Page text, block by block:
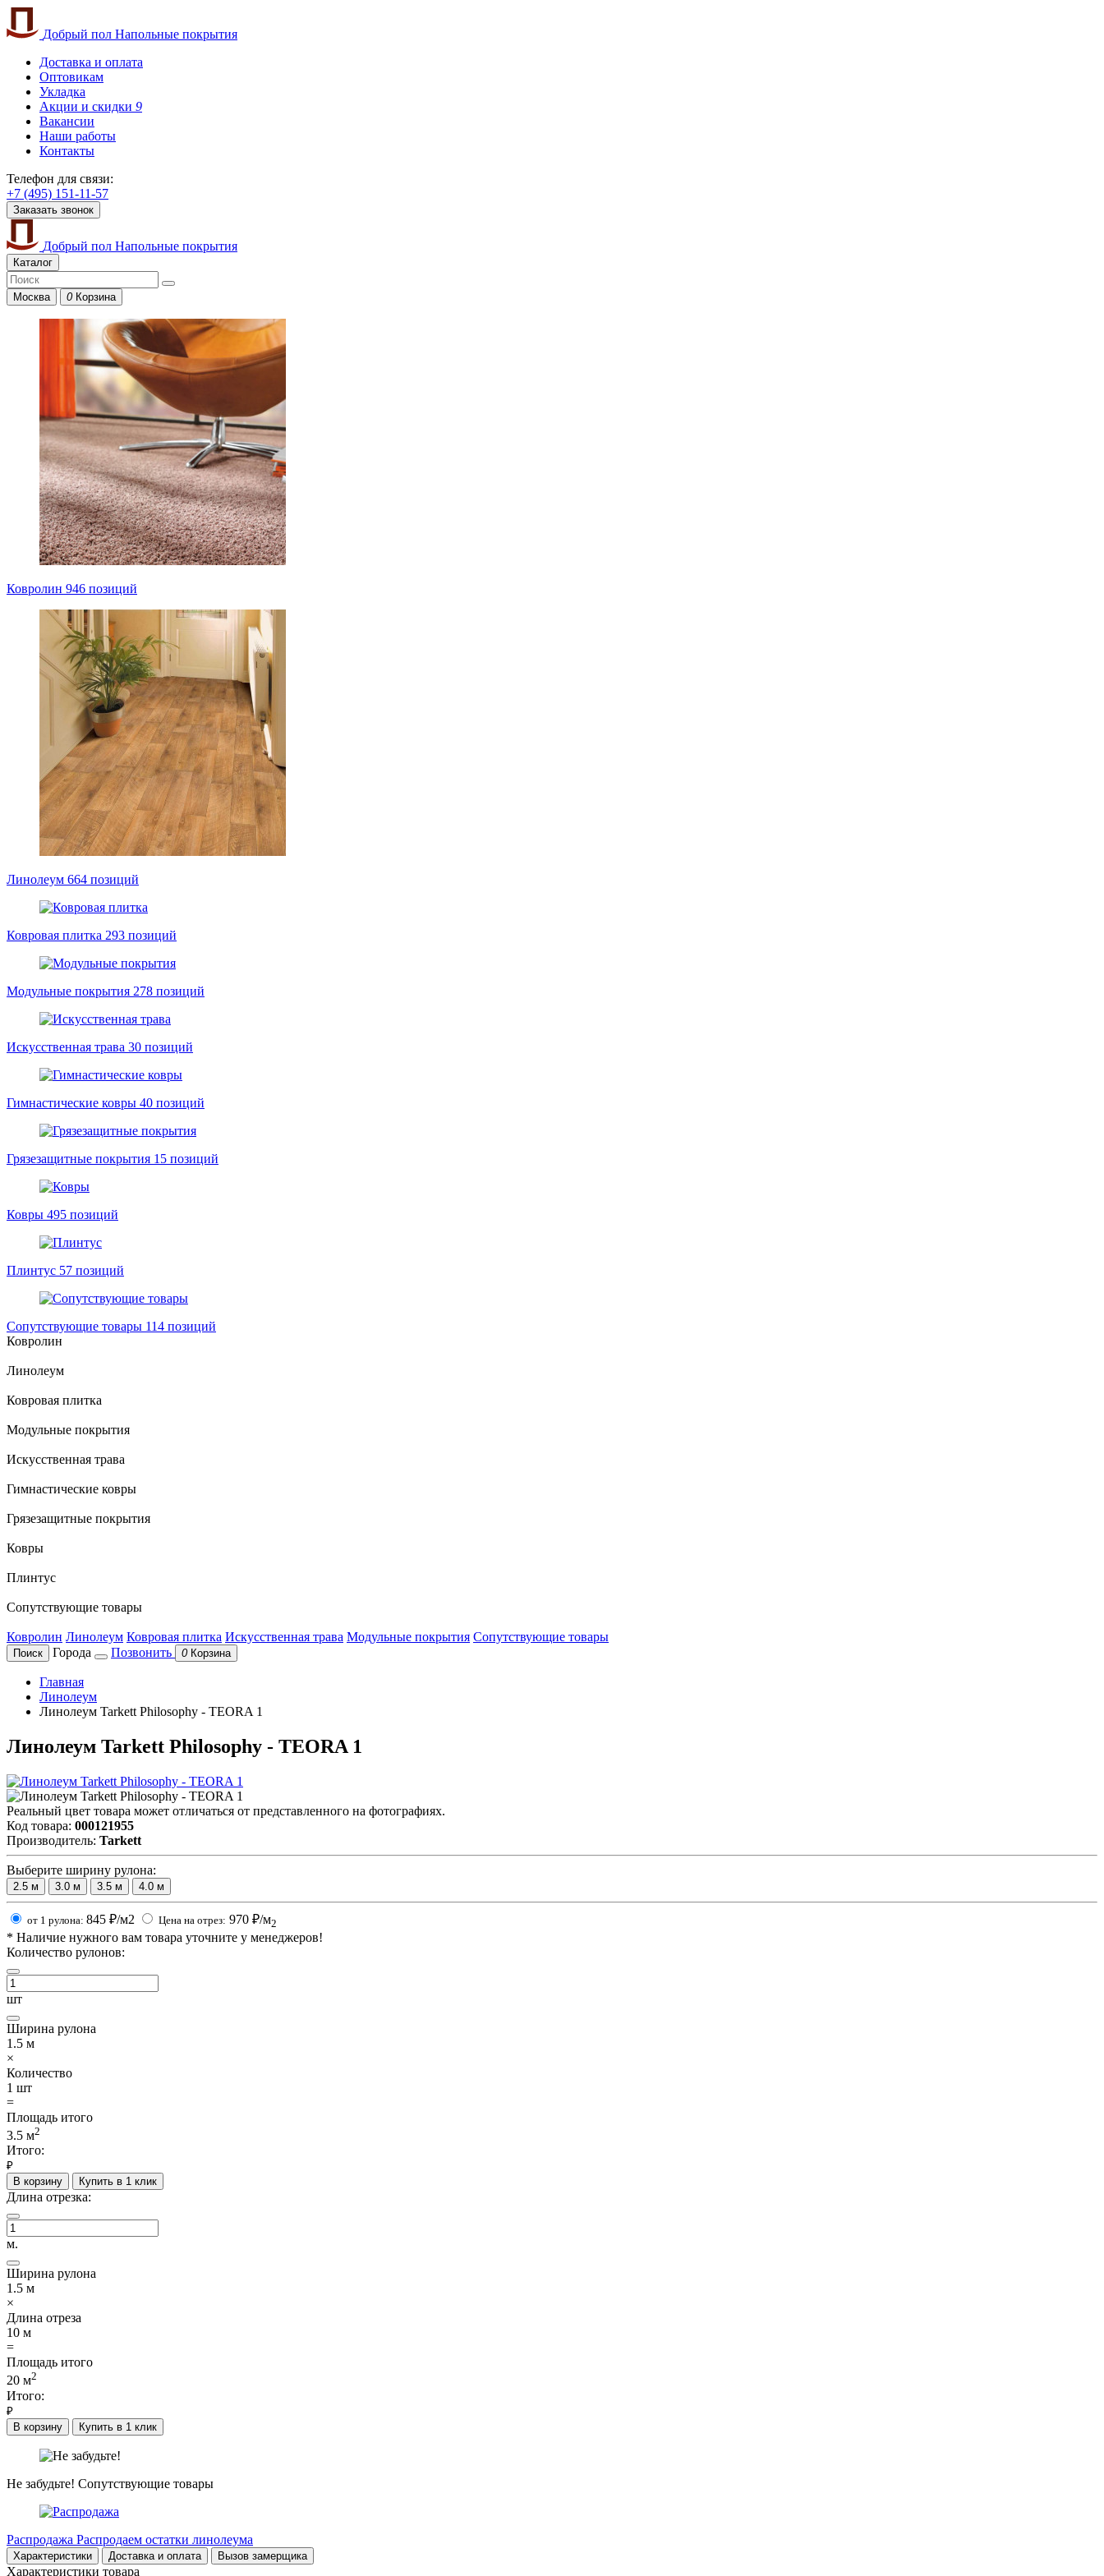
Добрый пол Напольные покрытия
Доставка и оплата
Оптовикам
Укладка
Акции и скидки 9
Вакансии
Наши работы
Контакты
Телефон для связи:
+7 (495) 151-11-57
Заказать звонок
Добрый пол Напольные покрытия
Каталог
Москва 0 Корзина
Ковролин 946 позиций
Линолеум 664 позиций
Ковровая плитка 293 позиций
Модульные покрытия 278 позиций
Искусственная трава 30 позиций
Гимнастические ковры 40 позиций
Грязезащитные покрытия 15 позиций
Ковры 495 позиций
Плинтус 57 позиций
Сопутствующие товары 114 позиций
Ковролин
Линолеум
Ковровая плитка
Модульные покрытия
Искусственная трава
Гимнастические ковры
Грязезащитные покрытия
Ковры
Плинтус
Сопутствующие товары
Ковролин Линолеум Ковровая плитка Искусственная трава Модульные покрытия Сопутствующие товары
Поиск Города Позвонить 0 Корзина
Главная
Линолеум
Линолеум Tarkett Philosophy - TEORA 1
Линолеум Tarkett Philosophy - TEORA 1
Реальный цвет товара может отличаться от представленного на фотографиях.
Код товара: 000121955
Производитель: Tarkett
Выберите ширину рулона:
2.5 м 3.0 м 3.5 м 4.0 м
от 1 рулона: 845 ₽/м2 Цена на отрез: 970 ₽/м2
* Наличие нужного вам товара уточните у менеджеров!
Количество рулонов:
шт
Ширина рулона
1.5 м
×
Количество
1 шт
=
Площадь итого
3.5 м2
Итого:
₽
В корзину
Купить в 1 клик
Длина отрезка:
м.
Ширина рулона
1.5 м
×
Длина отреза
10 м
=
Площадь итого
20 м2
Итого:
₽
В корзину
Купить в 1 клик
Не забудьте! Сопутствующие товары
Распродажа Распродаем остатки линолеума
Характеристики Доставка и оплата Вызов замерщика
Характеристики товара